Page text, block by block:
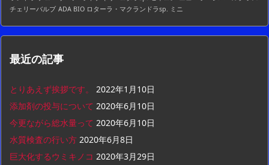
チェリーバルブ ADA BIO ロターラ・マクランドラsp. ミニ
最近の記事
とりあえず挨拶です。
2022年1月10日
添加剤の投与について 2020年6月10日
今更ながら総水量って 2020年6月10日
水質検査の行い方 2020年6月8日
巨大化するウミキノコ 2020年3月29日